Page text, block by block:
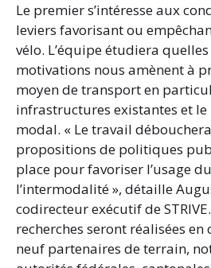
Le premier s’intéresse aux
leviers favorisant ou
vélo. L’équipe étudiera
motivations nous amènent à
moyen de transport en
infrastructures existantes et
modal. « Le travail
propositions de politiques
place pour favoriser l’usage
l’intermodalité », détaille
codirecteur exécutif de
recherches seront réalisées
neuf partenaires de terrain,